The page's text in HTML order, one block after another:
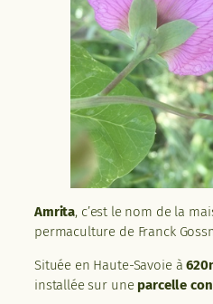
Amrita, c’est le nom de la
permaculture de Franck
Située en Haute-Savoie à
installée sur une parcelle